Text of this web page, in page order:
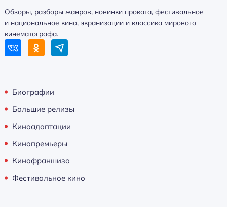
Обзоры, разборы жанров, новинки проката, фестивальное
и национальное кино, экранизации и классика мирового
кинематографа.
Биографии
Большие релизы
Киноадаптации
Кинопремьеры
Кинофраншиза
Фестивальное кино